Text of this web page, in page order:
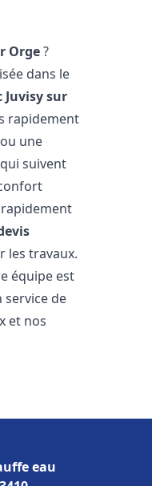
Orge?
dans le
Juvisy sur
rapidement
une
suivent
les travaux.
équipe est
de
et nos
eau